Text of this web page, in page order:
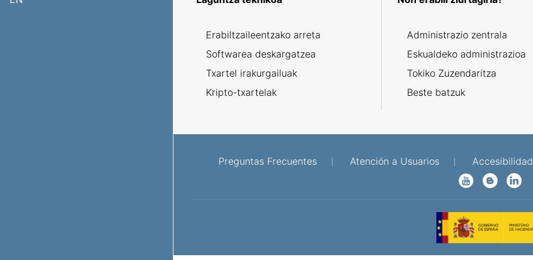
Erabiltzaileentzako arreta
Softwarea deskargatzea
Txartel irakurgailuak
Kripto-txartelak
Administrazio zentrala
Eskualdeko administrazioa
Tokiko Zuzendaritza
Beste batzuk
Preguntas Frecuentes Atención a Usuarios Accesibilidad
Linkedin